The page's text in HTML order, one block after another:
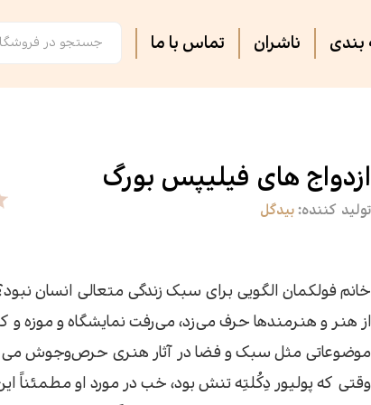
بندی
ثبت نام دوره های آموزشی
سیاسی
گفت‌وگو
ناشران
روایت فتح
کتاب فردا
تماس با ما
ازدواج های فیلیپس بورگ
تولید کننده: بیدگل
خانم فولکمان الگویی برای سبک زندگی متعالی انسان
از هنر و هنرمندها حرف می‌زد، می‌رفت نمایشگاه و موزه و
موضوعاتی مثل سبک و فضا در آثار هنری حرص‌وجوش
وقتی که پولیور دِکُلتِه تنش بود، خب در مورد او مطمئناً